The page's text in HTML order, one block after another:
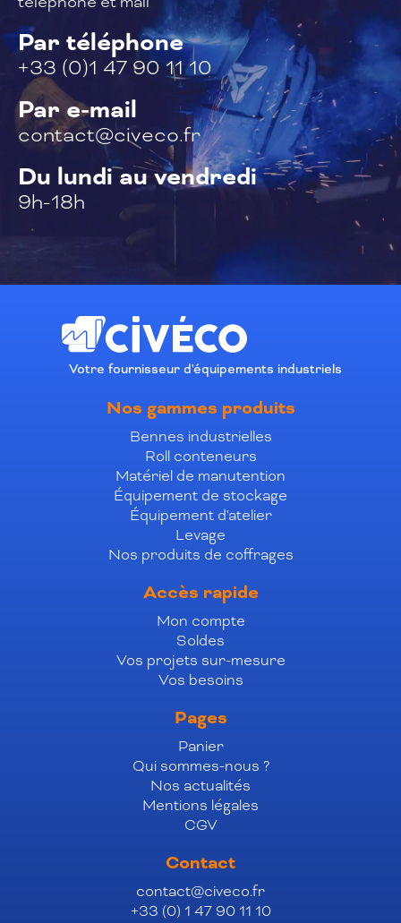
Par téléphone
+33 (0)1 47 90 11 10
Par e-mail
contact@civeco.fr
Du lundi au vendredi
9h-18h
Votre fournisseur d'équipements industriels
Nos gammes produits
Bennes industrielles
Roll conteneurs
Matériel de manutention
Équipement de stockage
Équipement d'atelier
Levage
Nos produits de coffrages
Accès rapide
Mon compte
Soldes
Vos projets sur-mesure
Vos besoins
Pages
Panier
Qui sommes-nous ?
Nos actualités
Mentions légales
CGV
Contact
contact@civeco.fr
+33 (0) 1 47 90 11 10